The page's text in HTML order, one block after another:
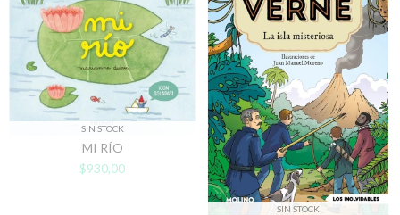
SIN STOCK
MI RÍO
$930,00
SIN STOCK